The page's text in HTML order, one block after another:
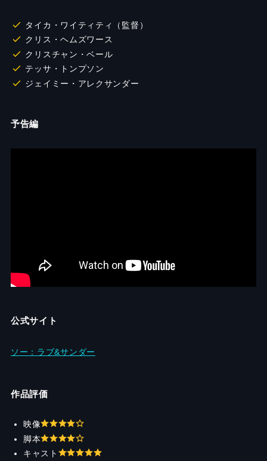
タイカ・ワイティティ（監督）
クリス・ヘムズワース
クリスチャン・ベール
テッサ・トンプソン
ジェイミー・アレクサンダー
予告編
公式サイト
ソー：ラブ&サンダー
作品評価
映像
脚本
キャスト